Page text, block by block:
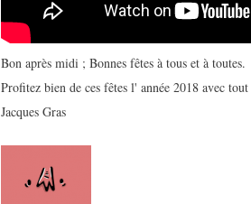
Bon après midi ; Bonnes fêtes à tous et à toutes.
Profitez bien de ces fêtes l' année 2018 avec
Jacques Gras